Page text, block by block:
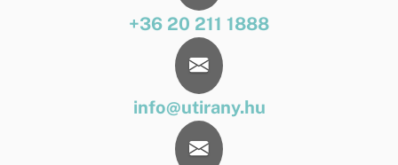
+36 20 211 1888
info@utirany.hu